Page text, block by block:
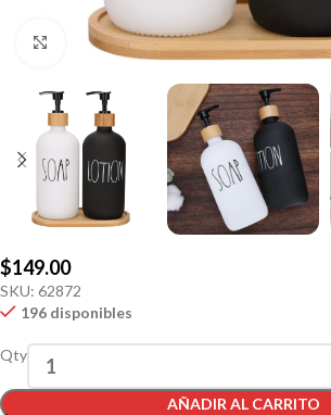
Click to enlarge
$149.00
SKU: 62872
196 disponibles
Qty
AÑADIR AL CARRITO